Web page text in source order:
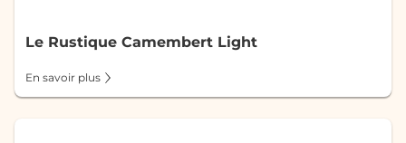
Le Rustique Camembert Light
En savoir plus